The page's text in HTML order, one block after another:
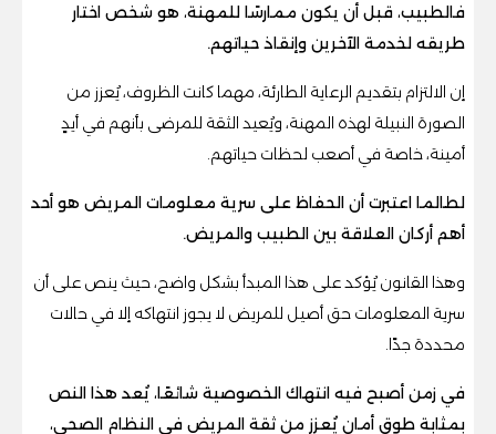
فالطبيب، قبل أن يكون ممارسًا للمهنة، هو شخص اختار
طريقه لخدمة الآخرين وإنقاذ حياتهم.
إن الالتزام بتقديم الرعاية الطارئة، مهما كانت الظروف، يُعزز من
الصورة النبيلة لهذه المهنة، ويُعيد الثقة للمرضى بأنهم في أيدٍ
أمينة، خاصة في أصعب لحظات حياتهم.
لطالما اعتبرت أن الحفاظ على سرية معلومات المريض هو أحد
أهم أركان العلاقة بين الطبيب والمريض.
وهذا القانون يُؤكد على هذا المبدأ بشكل واضح، حيث ينص على أن
سرية المعلومات حق أصيل للمريض لا يجوز انتهاكه إلا في حالات
محددة جدًا.
في زمن أصبح فيه انتهاك الخصوصية شائعًا، يُعد هذا النص
بمثابة طوق أمان يُعزز من ثقة المريض في النظام الصحي،